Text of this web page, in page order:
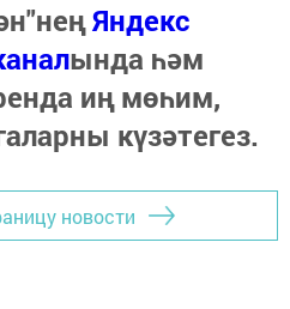
Яндекс
ында һәм
иң мөһим,
күзәтегез.
новости